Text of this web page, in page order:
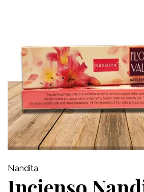
Nandita
Incienso